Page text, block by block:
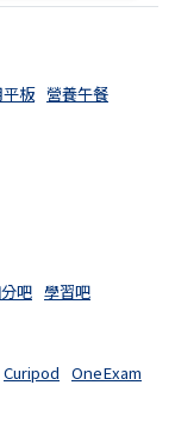
板 營養午餐
吧 學習吧
Curipod OneExam